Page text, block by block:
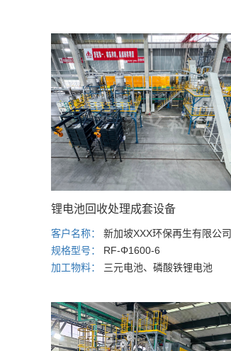
锂电池回收处理成套设备
客户名称：新加坡XXX环保再生有限公司
规格型号： RF-Φ1600-6
加工物料： 三元电池、磷酸铁锂电池